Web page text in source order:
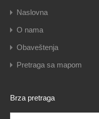
Naslovna
O nama
Obaveštenja
Pretraga sa mapom
Brza pretraga